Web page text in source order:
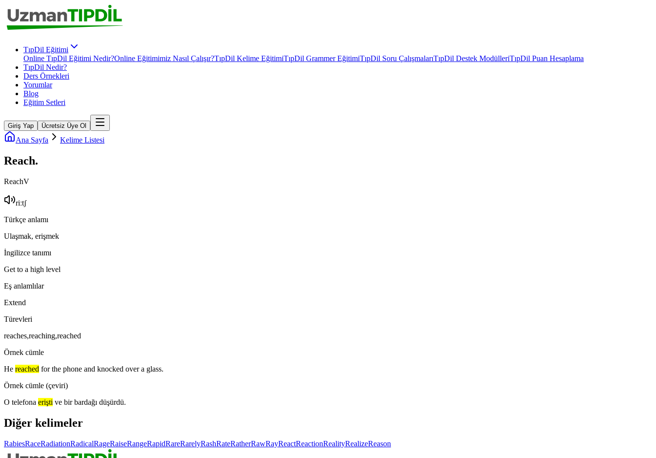
TıpDil Eğitimi
Online TıpDil Eğitimi Nedir?Online Eğitimimiz Nasıl Çalışır?TıpDil Kelime EğitimiTıpDil Grammer EğitimiTıpDil Soru ÇalışmalarıTıpDil Destek ModülleriTıpDil Puan Hesaplama
TıpDil Nedir?
Ders Örnekleri
Yorumlar
Blog
Eğitim Setleri
Giriş Yap Ücretsiz Üye Ol
Ana Sayfa Kelime Listesi
Reach.
ReachV
riːtʃ
Türkçe anlamı
Ulaşmak, erişmek
İngilizce tanımı
Get to a high level
Eş anlamlılar
Extend
Türevleri
reaches,reaching,reached
Örnek cümle
He reached for the phone and knocked over a glass.
Örnek cümle (çeviri)
O telefona erişti ve bir bardağı düşürdü.
Diğer kelimeler
RabiesRaceRadiationRadicalRageRaiseRangeRapidRareRarelyRashRateRatherRawRayReactReactionRealityRealizeReason